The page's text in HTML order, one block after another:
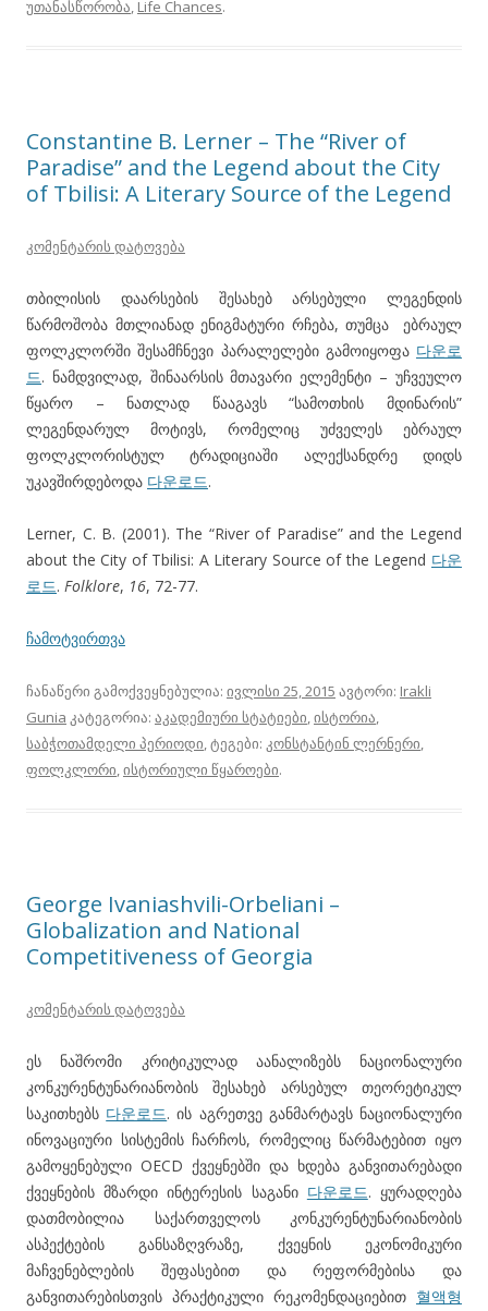
უთანასწორობა, Life Chances.
Constantine B. Lerner – The “River of
Paradise” and the Legend about the City
of Tbilisi: A Literary Source of the Legend
კომენტარის დატოვება
თბილისის დაარსების შესახებ არსებული ლეგენდის
წარმოშობა მთლიანად ენიგმატური რჩება, თუმცა ებრაულ
ფოლკლორში შესამჩნევი პარალელები გამოიყოფა 다운로
드. ნამდვილად, შინაარსის მთავარი ელემენტი – უჩვეულო
წყარო – ნათლად წააგავს “სამოთხის მდინარის”
ლეგენდარულ მოტივს, რომელიც უძველეს ებრაულ
ფოლკლორისტულ ტრადიციაში ალექსანდრე დიდს
უკავშირდებოდა 다운로드.
Lerner, C. B. (2001). The “River of Paradise” and the Legend
about the City of Tbilisi: A Literary Source of the Legend 다운
로드. Folklore, 16, 72-77.
ჩამოტვირთვა
ჩანაწერი გამოქვეყნებულია: ივლისი 25, 2015 ავტორი: Irakli
Gunia კატეგორია: აკადემიური სტატიები,ისტორია,
საბჭოთამდელი პერიოდი, ტეგები: კონსტანტინ ლერნერი,
ფოლკლორი,ისტორიული წყაროები.
George Ivaniashvili-Orbeliani –
Globalization and National
Competitiveness of Georgia
კომენტარის დატოვება
ეს ნაშრომი კრიტიკულად აანალიზებს ნაციონალური
კონკურენტუნარიანობის შესახებ არსებულ თეორეტიკულ
საკითხებს 다운로드. ის აგრეთვე განმარტავს ნაციონალური
ინოვაციური სისტემის ჩარჩოს, რომელიც წარმატებით იყო
გამოყენებული OECD ქვეყნებში და ხდება განვითარებადი
ქვეყნების მზარდი ინტერესის საგანი 다운로드. ყურადღება
დათმობილია საქართველოს კონკურენტუნარიანობის
ასპექტების განსაზღვრაზე, ქვეყნის ეკონომიკური
მაჩვენებლების შეფასებით და რეფორმებისა და
განვითარებისთვის პრაქტიკული რეკომენდაციებით 혈액형